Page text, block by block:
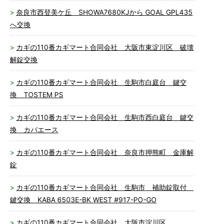
奈良市西登美ケ丘 SHOWA7680KJから GOAL GPL435
へ交換
カギの110番カギマート合同会社 大阪市東淀川区 破壊
解錠交換
カギの110番カギマート合同会社 生駒市白庭台 鍵交
換 TOSTEM PS
カギの110番カギマート合同会社 生駒市西白庭台 鍵交
換 カバエース
カギの110番カギマート合同会社 奈良市押熊町 金庫解
錠
カギの110番カギマート合同会社 生駒市 補助錠取付
鍵交換 KABA 6503E-BK WEST #917-PO-GO
カギの110番カギマート合同会社 大阪市淀川区